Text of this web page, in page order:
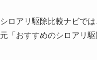
シロアリ駆除比較ナビで
元「おすすめのシロアリ